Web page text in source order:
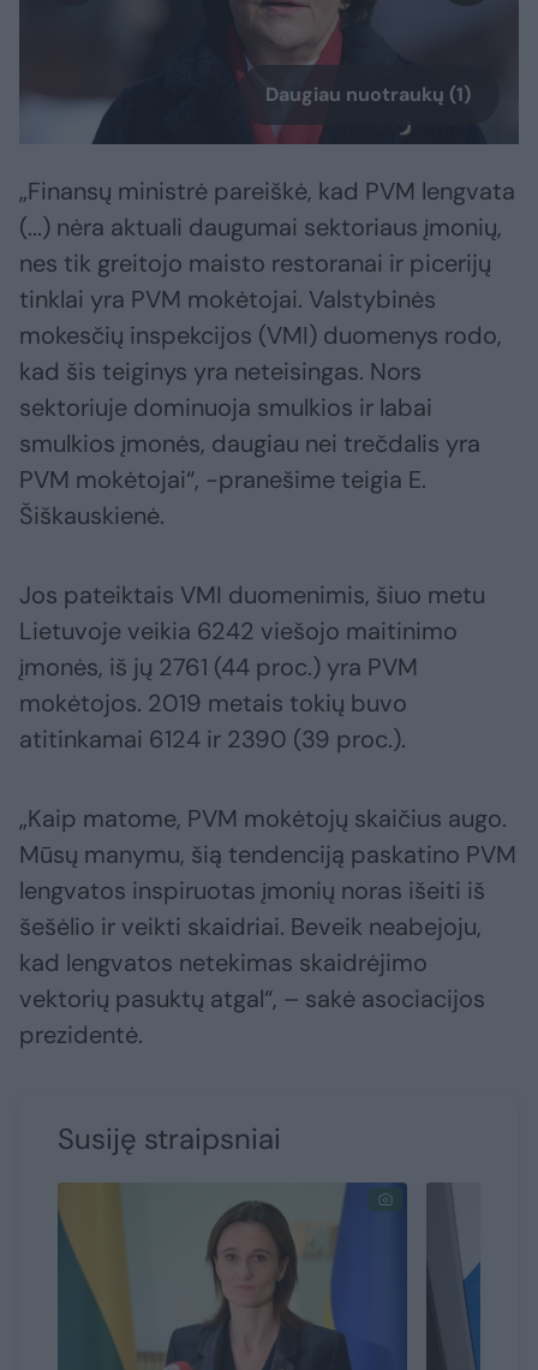
Daugiau nuotraukų (1)
„Finansų ministrė pareiškė, kad PVM lengvata
(...) nėra aktuali daugumai sektoriaus įmonių,
nes tik greitojo maisto restoranai ir picerijų
tinklai yra PVM mokėtojai. Valstybinės
mokesčių inspekcijos (VMI) duomenys rodo,
kad šis teiginys yra neteisingas. Nors
sektoriuje dominuoja smulkios ir labai
smulkios įmonės, daugiau nei trečdalis yra
PVM mokėtojai“, -pranešime teigia E.
Šiškauskienė.
Jos pateiktais VMI duomenimis, šiuo metu
Lietuvoje veikia 6242 viešojo maitinimo
įmonės, iš jų 2761 (44 proc.) yra PVM
mokėtojos. 2019 metais tokių buvo
atitinkamai 6124 ir 2390 (39 proc.).
„Kaip matome, PVM mokėtojų skaičius augo.
Mūsų manymu, šią tendenciją paskatino PVM
lengvatos inspiruotas įmonių noras išeiti iš
šešėlio ir veikti skaidriai. Beveik neabejoju,
kad lengvatos netekimas skaidrėjimo
vektorių pasuktų atgal“, – sakė asociacijos
prezidentė.
Susiję straipsniai